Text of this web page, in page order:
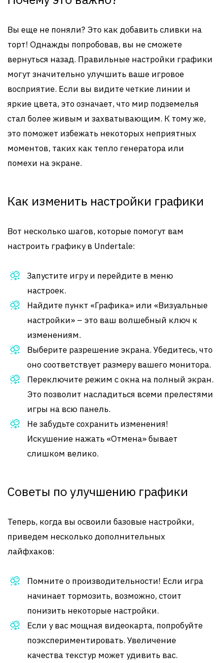
Вы еще не поняли? Это как добавить сливки на
торт! Однажды попробовав, вы не сможете
вернуться назад. Правильные настройки графики
могут значительно улучшить ваше игровое
восприятие. Если вы видите четкие линии и
яркие цвета, это означает, что мир подземелья
стал более живым и захватывающим. К тому же,
это поможет избежать некоторых неприятных
моментов, таких как тепло генератора или
помехи на экране.
Как изменить настройки графики
Вот несколько шагов, которые помогут вам
настроить графику в Undertale:
Запустите игру и перейдите в меню
настроек.
Найдите пункт «Графика» или «Визуальные
настройки» – это ваш волшебный ключ к
изменениям.
Выберите разрешение экрана. Убедитесь, что
оно соответствует размеру вашего монитора.
Переключите режим с окна на полный экран.
Это позволит насладиться всеми прелестями
игры на всю панель.
Не забудьте сохранить изменения!
Искушение нажать «Отмена» бывает
слишком велико.
Советы по улучшению графики
Теперь, когда вы освоили базовые настройки,
приведем несколько дополнительных
лайфхаков:
Помните о производительности! Если игра
начинает тормозить, возможно, стоит
понизить некоторые настройки.
Если у вас мощная видеокарта, попробуйте
поэкспериментировать. Увеличение
качества текстур может удивить вас.